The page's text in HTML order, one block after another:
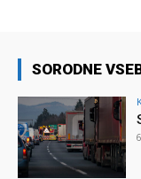
SORODNE